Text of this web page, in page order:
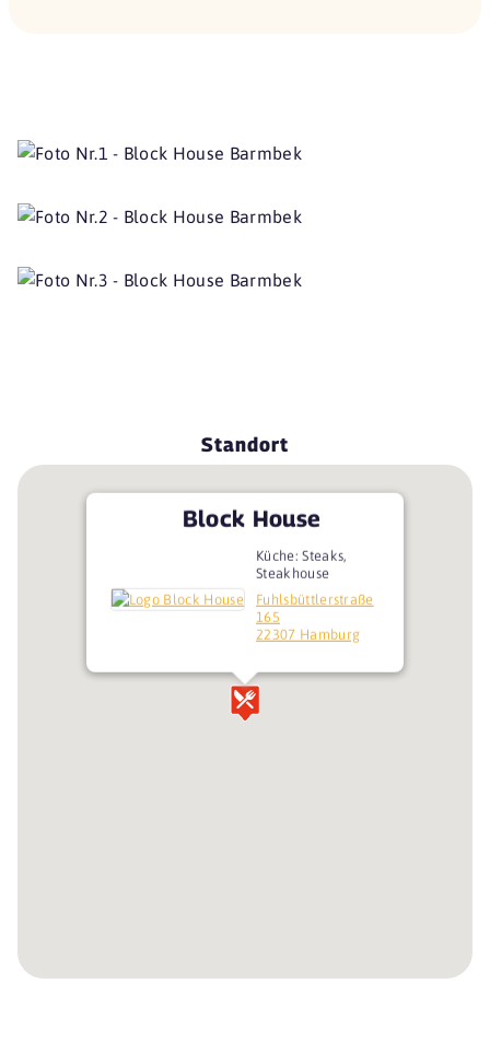
Standort
Block House
Küche: Steaks,
Steakhouse
Fuhlsbüttlerstraße
165
22307 Hamburg